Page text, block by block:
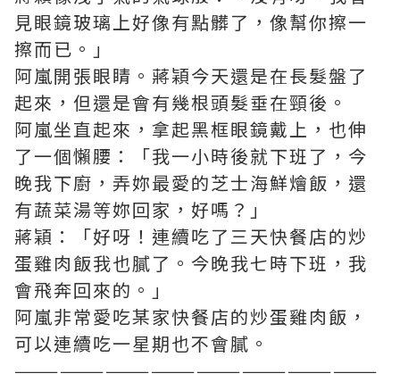
見眼鏡玻璃上好像有點髒了，像幫你擦一
擦而已。」
阿嵐開張眼睛。蔣穎今天還是在長髮盤了
起來，但還是會有幾根頭髮垂在頸後。
阿嵐坐直起來，拿起黑框眼鏡戴上，也伸
了一個懶腰：「我一小時後就下班了，今
晚我下廚，弄妳最愛的芝士海鮮燴飯，還
有蔬菜湯等妳回家，好嗎？」
蔣穎：「好呀！連續吃了三天快餐店的炒
蛋雞肉飯我也膩了。今晚我七時下班，我
會飛奔回來的。」
阿嵐非常愛吃某家快餐店的炒蛋雞肉飯，
可以連續吃一星期也不會膩。
————————————————————————